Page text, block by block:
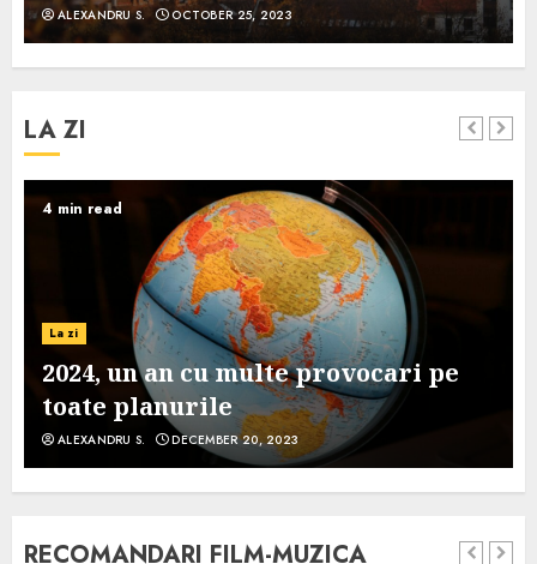
ALEXANDRU S. OCTOBER 25, 2023
LA ZI
4 min read
La zi
2024, un an cu multe provocari pe
toate planurile
ALEXANDRU S. DECEMBER 20, 2023
RECOMANDARI FILM-MUZICA